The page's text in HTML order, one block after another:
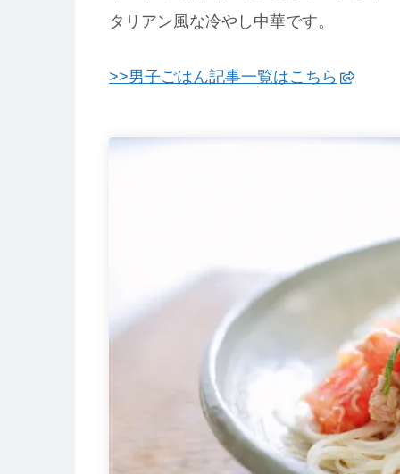
タリアン風な冷やし中華です。
>>男子ごはん記事一覧はこちら